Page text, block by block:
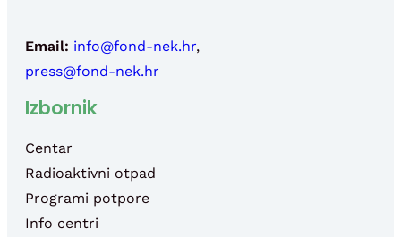
Email: info@fond-nek.hr,
press@fond-nek.hr
Izbornik
Centar
Radioaktivni otpad
Programi potpore
Info centri